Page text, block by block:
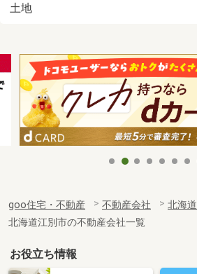
土地
goo住宅・不動産 不動産会社 北海道
北海道江別市の不動産会社一覧
お役立ち情報